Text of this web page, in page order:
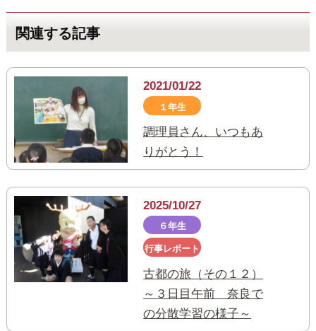
関連する記事
2021/01/22
１年生
調理員さん、いつもあ
りがとう！
2025/10/27
６年生
行事レポート
古都の旅（その１２）
～３日目午前 奈良で
の分散学習の様子～